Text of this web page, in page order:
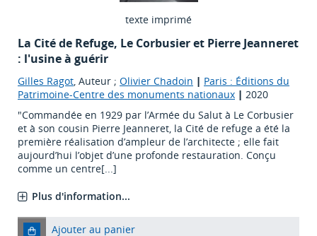
texte imprimé
La Cité de Refuge, Le Corbusier et Pierre Jeanneret
: l'usine à guérir
Gilles Ragot, Auteur ; Olivier Chadoin | Paris : Éditions du
Patrimoine-Centre des monuments nationaux | 2020
"Commandée en 1929 par l’Armée du Salut à Le Corbusier
et à son cousin Pierre Jeanneret, la Cité de refuge a été la
première réalisation d’ampleur de l’architecte ; elle fait
aujourd’hui l’objet d’une profonde restauration. Conçu
comme un centre[...]
Plus d'information...
Ajouter au panier